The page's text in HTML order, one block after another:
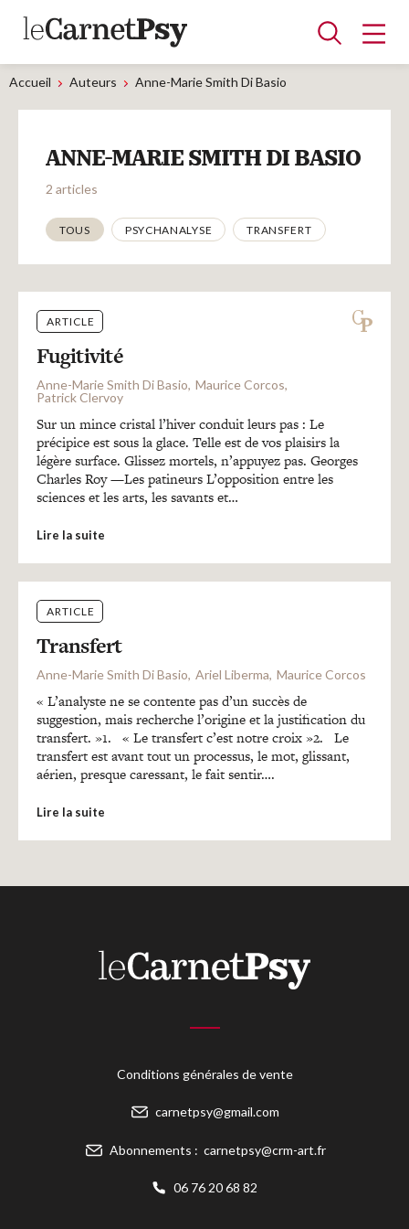
Articles
A la une
Adolescence
Dispositif
Enfance
Périnatalité
Psychanalyse
Psychopathologie
Soin
Dossiers
Blocs-notes
Recherches
Entretiens
Revues
Colloque
Mon panier
Mon compte
Accueil Auteurs Anne-Marie Smith Di Basio
ANNE-MARIE SMITH DI BASIO
2 articles
Thématiques
TOUS PSYCHANALYSE TRANSFERT
ARTICLE
Fugitivité
Anne-Marie Smith Di Basio Maurice Corcos
Patrick Clervoy
Sur un mince cristal l’hiver conduit leurs pas : Le
précipice est sous la glace. Telle est de vos plaisirs la
légère surface. Glissez mortels, n’appuyez pas. Georges
Charles Roy —Les patineurs L’opposition entre les
sciences et les arts, les savants et…
Lire la suite
ARTICLE
Transfert
Anne-Marie Smith Di Basio Ariel Liberma Maurice Corcos
« L’analyste ne se contente pas d’un succès de
suggestion, mais recherche l’origine et la justification du
transfert. »1. « Le transfert c’est notre croix »2. Le
transfert est avant tout un processus, le mot, glissant,
aérien, presque caressant, le fait sentir….
Lire la suite
Conditions générales de vente
carnetpsy@gmail.com
Abonnements : carnetpsy@crm-art.fr
06 76 20 68 82